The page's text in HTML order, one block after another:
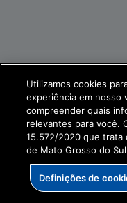
Utilizamos cookies
experiência em nosso
compreender quais
relevantes para você.
15.572/2020 que trata
de Mato Grosso do
Definições de